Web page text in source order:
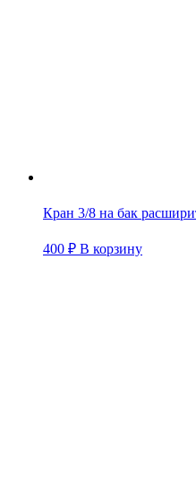
Кран 3/8 на бак
400 ₽ В корзину